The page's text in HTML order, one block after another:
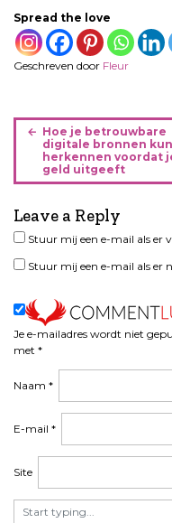
Spread the love
Geschreven door Fleur
B
i
c
h
t
n
v
g
t
e
Hoe je betrouwbare
digitale bronnen
herkennen voordat
geld uitgeeft
Leave a Reply
Je e-mailadres wordt niet
met *
Naam *
E-mail *
Site
Stuur mij een e-mail als er
Stuur mij een e-mail als er